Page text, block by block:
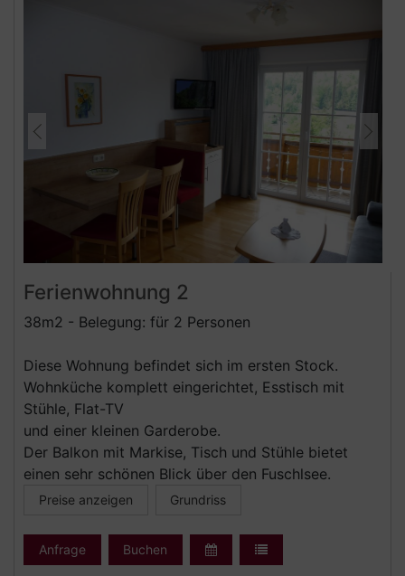
Ferienwohnung 2
38m2 - Belegung: für 2 Personen
Diese Wohnung befindet sich im ersten Stock.
Wohnküche komplett eingerichtet, Esstisch mit
Stühle, Flat-TV
und einer kleinen Garderobe.
Der Balkon mit Markise, Tisch und Stühle bietet
einen sehr schönen Blick über den Fuschlsee.
Preise anzeigen Grundriss
Anfrage Buchen